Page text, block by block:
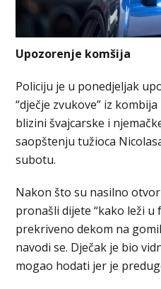
Upozorenje komšija
Policiju je u ponedjeljak
“dječje zvukove” iz
blizini švajcarske i
saopštenju tužioca
subotu.
Nakon što su nasilno
pronašli dijete “kako leži
prekriveno dekom na
navodi se. Dječak je bio
mogao hodati jer je